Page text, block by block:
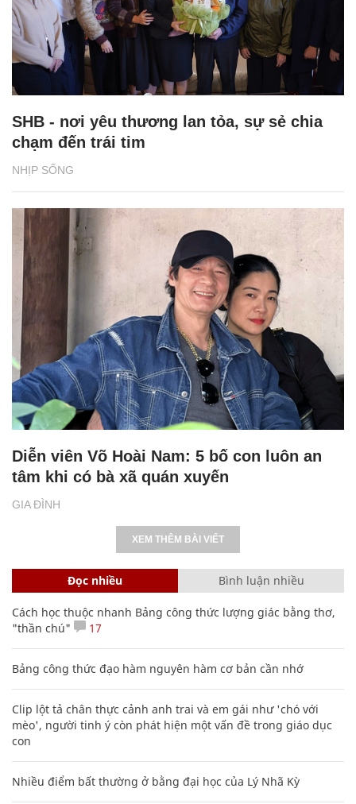
NHỊP SỐNG
SHB - nơi yêu thương lan tỏa, sự sẻ chia
chạm đến trái tim
GIA ĐÌNH
Diễn viên Võ Hoài Nam: 5 bố con luôn an
tâm khi có bà xã quán xuyến
XEM THÊM BÀI VIẾT
Đọc nhiều Bình luận nhiều
Cách học thuộc nhanh Bảng công thức lượng giác bằng thơ,
"thần chú"
17
Bảng công thức đạo hàm nguyên hàm cơ bản cần nhớ
Clip lột tả chân thực cảnh anh trai và em gái như 'chó với
mèo', người tinh ý còn phát hiện một vấn đề trong giáo dục
con
Nhiều điểm bất thường ở bằng đại học của Lý Nhã Kỳ